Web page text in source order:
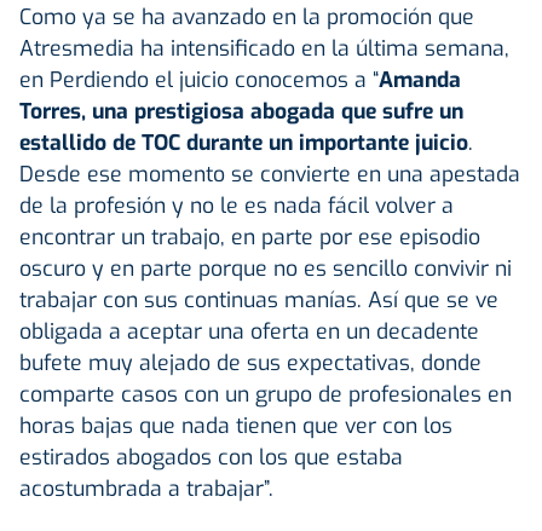
Como ya se ha avanzado en la promoción que
Atresmedia ha intensificado en la última semana,
en Perdiendo el juicio conocemos a “Amanda
Torres, una prestigiosa abogada que sufre un
estallido de TOC durante un importante juicio.
Desde ese momento se convierte en una apestada
de la profesión y no le es nada fácil volver a
encontrar un trabajo, en parte por ese episodio
oscuro y en parte porque no es sencillo convivir ni
trabajar con sus continuas manías. Así que se ve
obligada a aceptar una oferta en un decadente
bufete muy alejado de sus expectativas, donde
comparte casos con un grupo de profesionales en
horas bajas que nada tienen que ver con los
estirados abogados con los que estaba
acostumbrada a trabajar”.